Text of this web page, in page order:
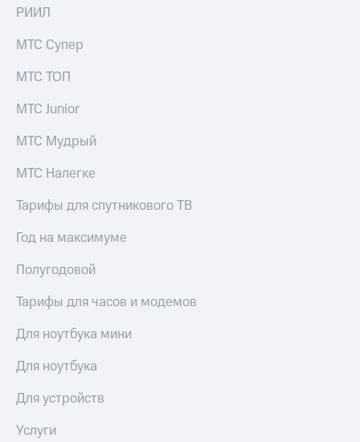
РИИЛ
МТС Супер
МТС ТОП
МТС Junior
МТС Мудрый
МТС Налегке
Тарифы для спутникового ТВ
Год на максимуме
Полугодовой
Тарифы для часов и модемов
Для ноутбука мини
Для ноутбука
Для устройств
Услуги